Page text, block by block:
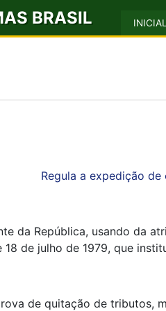
BRASIL INICIAL
Regula a expedição
da República, usando da
18 de julho de 1979, que
de quitação de tributos,